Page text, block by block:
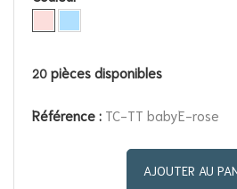
20 pièces disponibles
Référence : TC-TT babyE-rose
AJOUTER AU